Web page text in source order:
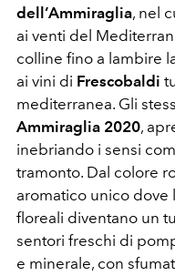
dell’Ammiraglia, nel
ai venti del
colline fino a lambire
ai vini di Frescobaldi
mediterranea. Gli
Ammiraglia 2020,
inebriando i sensi
tramonto. Dal colore
aromatico unico
floreali diventano un
sentori freschi di
e minerale, con